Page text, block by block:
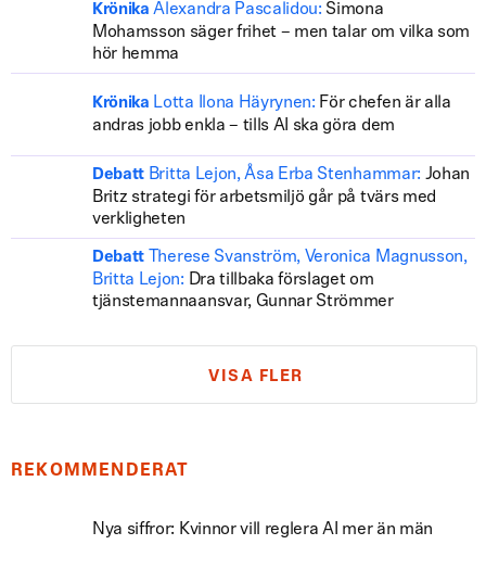
Krönika Alexandra Pascalidou: Simona
Mohamsson säger frihet – men talar om vilka som
hör hemma
Krönika Lotta Ilona Häyrynen: För chefen är alla
andras jobb enkla – tills AI ska göra dem
Debatt Britta Lejon, Åsa Erba Stenhammar: Johan
Britz strategi för arbetsmiljö går på tvärs med
verkligheten
Debatt
Therese Svanström, Veronica Magnusson,
Britta Lejon: Dra tillbaka förslaget om
tjänstemannaansvar, Gunnar Strömmer
VISA FLER
REKOMMENDERAT
Nya siffror: Kvinnor vill reglera AI mer än män